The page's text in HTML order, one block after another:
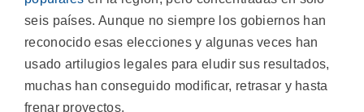
seis países. Aunque no siempre los gobiernos han
reconocido esas elecciones y algunas veces han
usado artilugios legales para eludir sus resultados,
muchas han conseguido modificar, retrasar y hasta
frenar proyectos.